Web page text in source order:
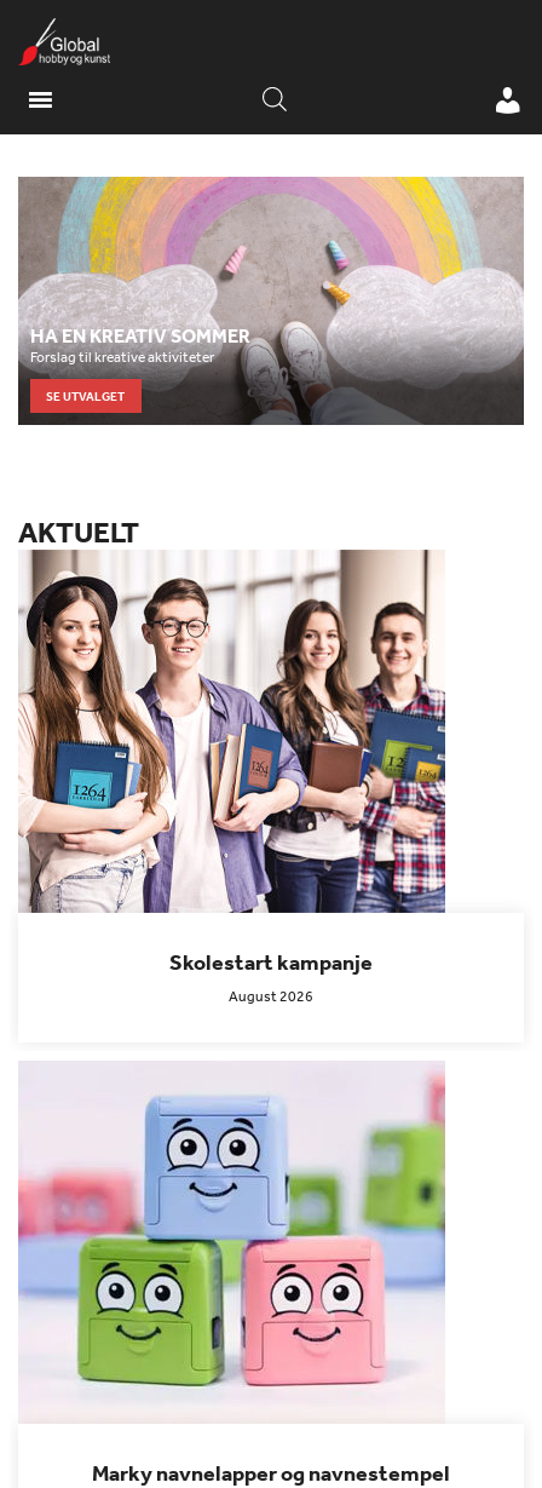
HA EN KREATIV SOMMER
Forslag til kreative aktiviteter
SE UTVALGET
AKTUELT
Skolestart kampanje
August 2026
Marky navnelapper og navnestempel